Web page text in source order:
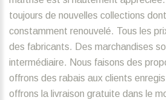
toujours de nouvelles collections
constamment renouvelé. Tous les
des fabricants. Des marchandises
intermédiaire. Nous faisons des
offrons des rabais aux clients
offrons la livraison gratuite dans le